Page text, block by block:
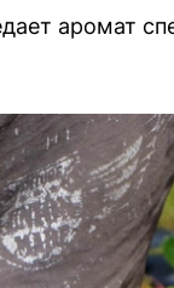
аромат